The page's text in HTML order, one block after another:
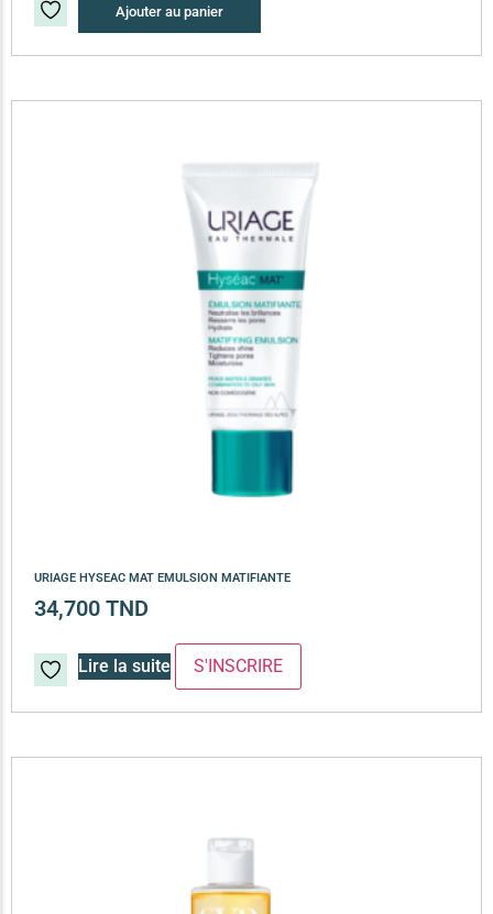
URIAGE HYSEAC MAT EMULSION MATIFIANTE
34,700 TND
Lire la suite
Ajouter au panier